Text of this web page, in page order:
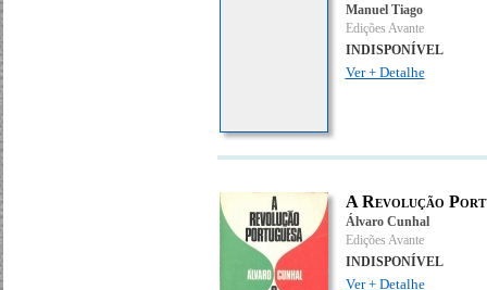
Manuel Tiago
Edições Avante
INDISPONÍVEL
Ver + Detalhe
A Revolução
Álvaro Cunhal
Edições Avante
INDISPONÍVEL
Ver + Detalhe